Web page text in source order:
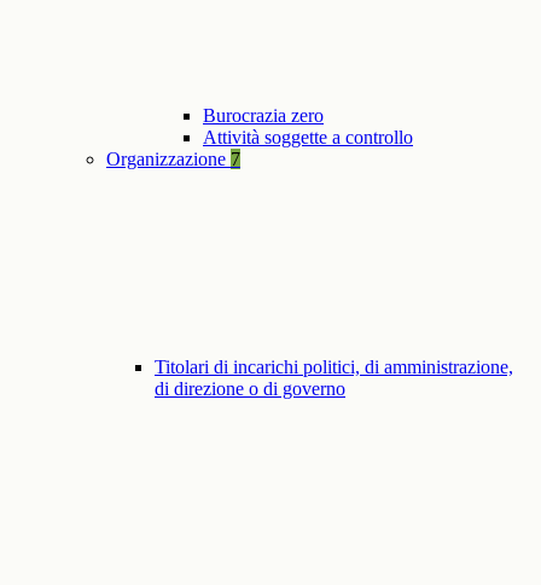
Burocrazia zero
Attività soggette a controllo
Organizzazione 7
Titolari di incarichi politici, di amministrazione,
di direzione o di governo